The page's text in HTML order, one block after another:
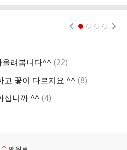
올려봅니다^^ 댓
글
(22)
고 꽃이 다르지요 ^^ 댓
(8)
십니까 ^^ 댓
(4)